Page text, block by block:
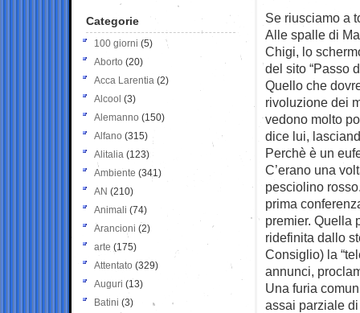
Se riusciamo a
Alle spalle di
Chigi, lo
del sito “Passo
Quello che
rivoluzione dei
vedono molto
dice lui,
Perchè è un
C’erano una
pesciolino
prima
premier. Quella
ridefinita dallo
Consiglio) la
annunci,
Una furia
assai parziale
Categorie
100 giorni (5)
Aborto (20)
Acca Larentia (2)
Alcool (3)
Alemanno (150)
Alfano (315)
Alitalia (123)
Ambiente (341)
AN (210)
Animali (74)
Arancioni (2)
arte (175)
Attentato (329)
Auguri (13)
Batini (3)